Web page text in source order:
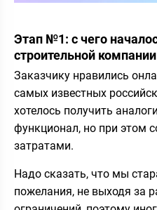
Этап №1: с чего
строительной компании
Заказчику нравились
самых известных
хотелось получить
функционал, но при этом
затратами.
Надо сказать, что мы
пожелания, не выходя за